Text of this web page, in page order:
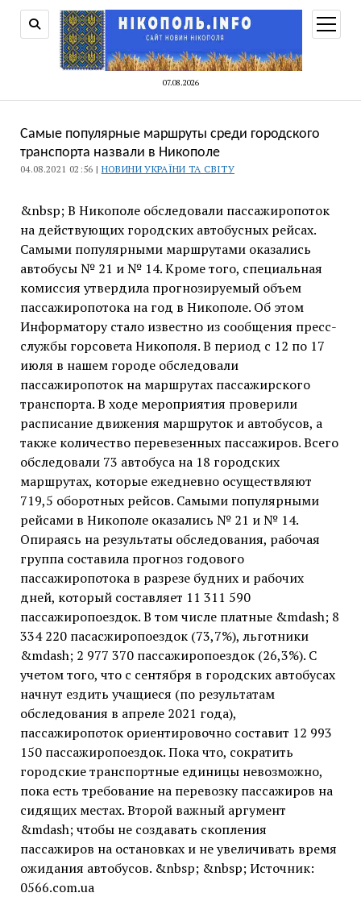
07.08.2026
меню
Самые популярные маршруты среди городского
транспорта назвали в Никополе
04.08.2021 02:56 | НОВИНИ УКРАЇНИ ТА СВІТУ
&nbsp; В Никополе обследовали пассажиропоток
на действующих городских автобусных рейсах.
Самыми популярными маршрутами оказались
автобусы № 21 и № 14. Кроме того, специальная
комиссия утвердила прогнозируемый объем
пассажиропотока на год в Никополе. Об этом
Информатору стало известно из сообщения пресс-
службы горсовета Никополя. В период с 12 по 17
июля в нашем городе обследовали
пассажиропоток на маршрутах пассажирского
транспорта. В ходе мероприятия проверили
расписание движения маршруток и автобусов, а
также количество перевезенных пассажиров. Всего
обследовали 73 автобуса на 18 городских
маршрутах, которые ежедневно осуществляют
719,5 оборотных рейсов. Самыми популярными
рейсами в Никополе оказались № 21 и № 14.
Опираясь на результаты обследования, рабочая
группа составила прогноз годового
пассажиропотока в разрезе будних и рабочих
дней, который составляет 11 311 590
пассажиропоездок. В том числе платные &mdash; 8
334 220 пасасжиропоездок (73,7%), льготники
&mdash; 2 977 370 пассажиропоездок (26,3%). С
учетом того, что с сентября в городских автобусах
начнут ездить учащиеся (по результатам
обследования в апреле 2021 года),
пассажиропоток ориентировочно составит 12 993
150 пассажиропоездок. Пока что, сократить
городские транспортные единицы невозможно,
пока есть требование на перевозку пассажиров на
сидящих местах. Второй важный аргумент
&mdash; чтобы не создавать скопления
пассажиров на остановках и не увеличивать время
ожидания автобусов. &nbsp; &nbsp; Источник:
0566.com.ua